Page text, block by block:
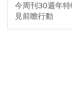
今周刊30週年
見前瞻行動